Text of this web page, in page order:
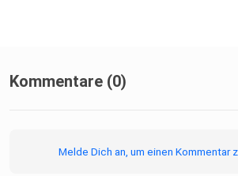
direkten Kauf von Kryptowährungen
& Schiller)
Kommentare (0)
Melde Dich an, um einen Kommentar